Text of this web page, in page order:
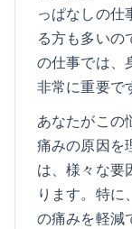
っぱなしの仕
る方も多いの
の仕事では、
非常に重要で
あなたがこの
痛みの原因を
は、様々な要
ります。特に
の痛みを軽減